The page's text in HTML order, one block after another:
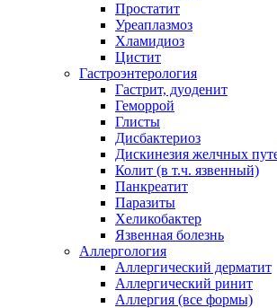
Простатит
Уреаплазмоз
Хламидиоз
Цистит
Гастроэнтерология
Гастрит, дуоденит
Геморрой
Глисты
Дисбактериоз
Дискинезия желчных
Колит (в т.ч. язвенный)
Панкреатит
Паразиты
Хеликобактер
Язвенная болезнь
Аллергология
Аллергический дерматит
Аллергический ринит
Аллергия (все формы)